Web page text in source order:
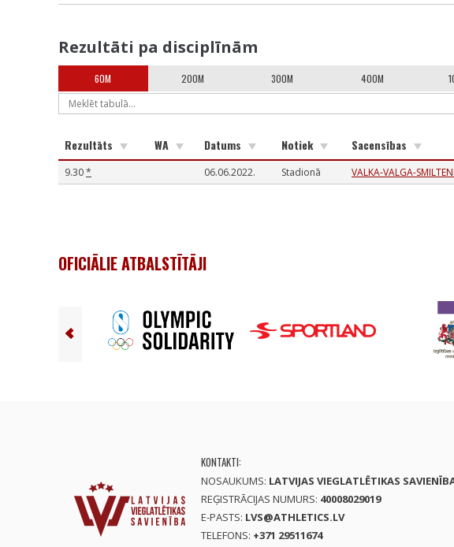
Rezultāti pa disciplīnām
60M 200M 300M 400M
Rezultāts WA Datums Notiek Sacensības
9.30* 06.06.2022. Stadionā VALKA-VALGA-
OFICIĀLIE ATBALSTĪTĀJI
KONTAKTI:
NOSAUKUMS: LATVIJAS VIEGLATLĒTIKAS
REĢISTRĀCIJAS NUMURS: 40008029019
E-PASTS: LVS@ATHLETICS.LV
TELEFONS: +371 29511674